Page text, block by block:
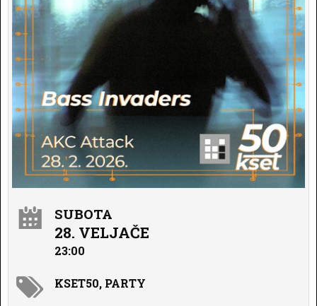
SUBOTA
28. VELJAČE
23:00
KSET50, PARTY